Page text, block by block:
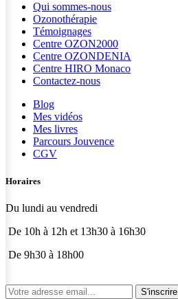
Qui sommes-nous
Ozonothérapie
Témoignages
Centre OZON2000
Centre OZONDENIA
Centre HIRO Monaco
Contactez-nous
Blog
Mes vidéos
Mes livres
Parcours Jouvence
CGV
Horaires
Du lundi au vendredi
De 10h à 12h et 13h30 à 16h30
De 9h30 à 18h00
S'inscrire